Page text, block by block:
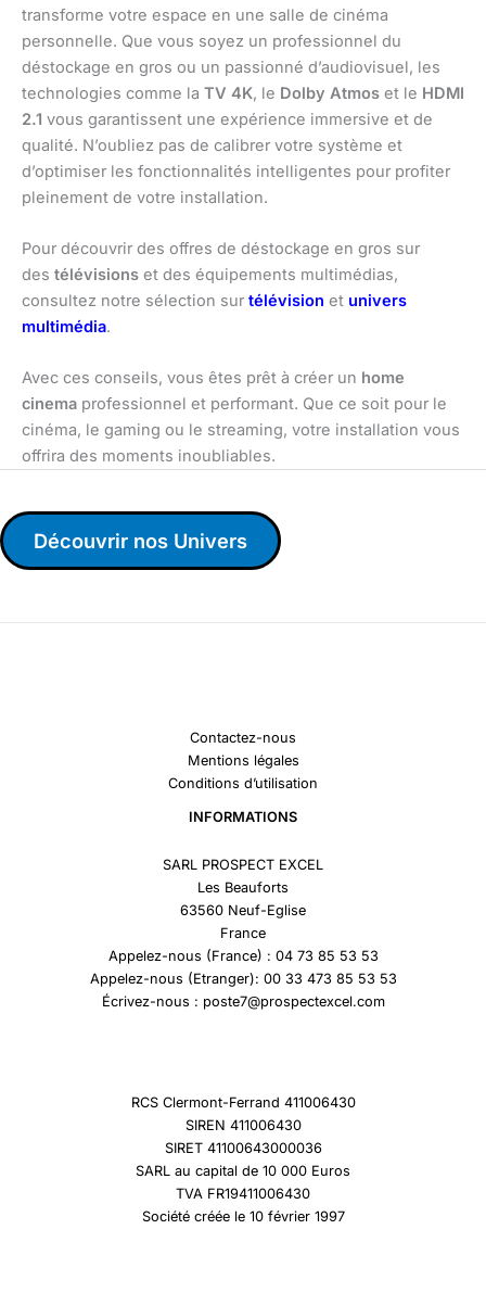
transforme votre espace en une salle de cinéma
personnelle. Que vous soyez un professionnel du
déstockage en gros ou un passionné d’audiovisuel, les
technologies comme la TV 4K, le Dolby Atmos et le HDMI
2.1 vous garantissent une expérience immersive et de
qualité. N’oubliez pas de calibrer votre système et
d’optimiser les fonctionnalités intelligentes pour profiter
pleinement de votre installation.
Pour découvrir des offres de déstockage en gros sur
des télévisions et des équipements multimédias,
consultez notre sélection sur télévision et univers
multimédia.
Avec ces conseils, vous êtes prêt à créer un home
cinema professionnel et performant. Que ce soit pour le
cinéma, le gaming ou le streaming, votre installation vous
offrira des moments inoubliables.
Découvrir nos Univers
Contactez-nous
Mentions légales
Conditions d’utilisation
INFORMATIONS
SARL PROSPECT EXCEL
Les Beauforts
63560 Neuf-Eglise
France
Appelez-nous (France) : 04 73 85 53 53
Appelez-nous (Etranger): 00 33 473 85 53 53
Écrivez-nous : poste7@prospectexcel.com
RCS Clermont-Ferrand 411006430
SIREN 411006430
SIRET 41100643000036
SARL au capital de 10 000 Euros
TVA FR19411006430
Société créée le 10 février 1997